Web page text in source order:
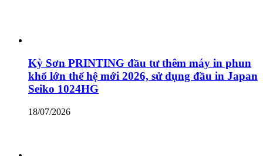
Kỳ Sơn PRINTING đầu tư thêm máy in phun
khổ lớn thế hệ mới 2026, sử dụng đầu in Japan
Seiko 1024HG
18/07/2026